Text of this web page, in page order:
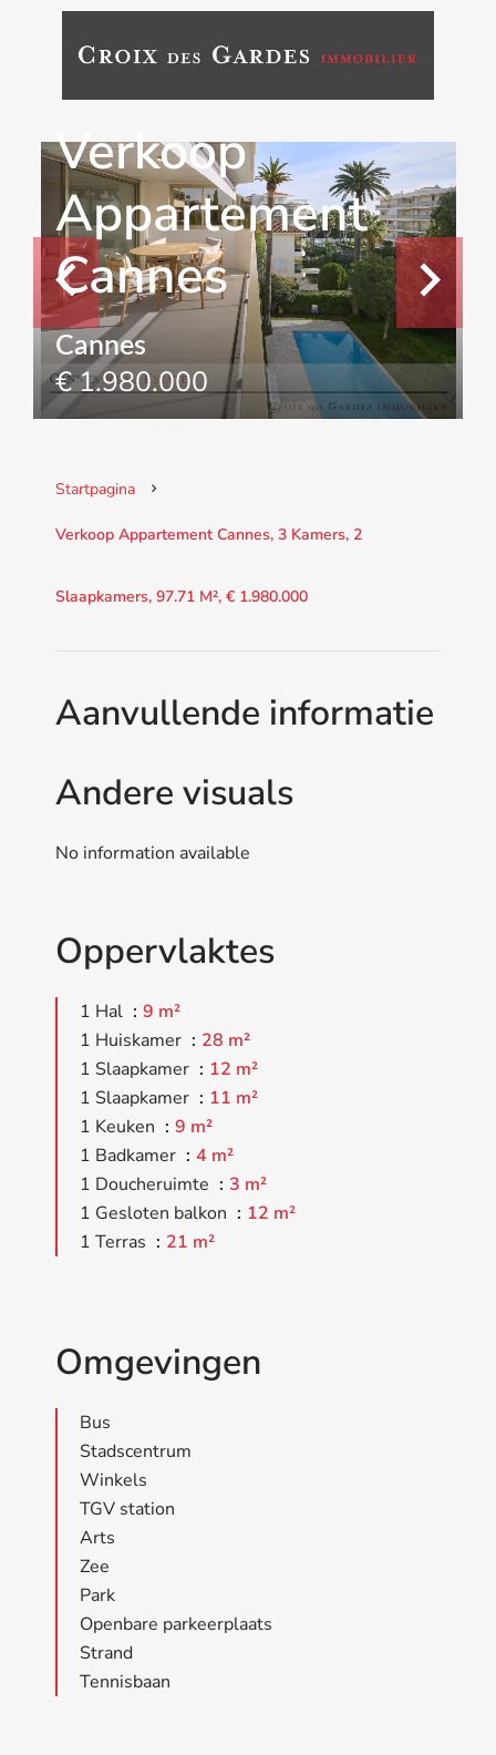
Verkoop
Appartement
Cannes
Cannes
€ 1.980.000
Startpagina
Verkoop Appartement Cannes, 3 Kamers, 2
Slaapkamers, 97.71 M², € 1.980.000
Aanvullende informatie
Andere visuals
No information available
Oppervlaktes
1 Hal
9 m²
1 Huiskamer
28 m²
1 Slaapkamer
12 m²
1 Slaapkamer
11 m²
1 Keuken
9 m²
1 Badkamer
4 m²
1 Doucheruimte
3 m²
1 Gesloten balkon
12 m²
1 Terras
21 m²
Omgevingen
Bus
Stadscentrum
Winkels
TGV station
Arts
Zee
Park
Openbare parkeerplaats
Strand
Tennisbaan